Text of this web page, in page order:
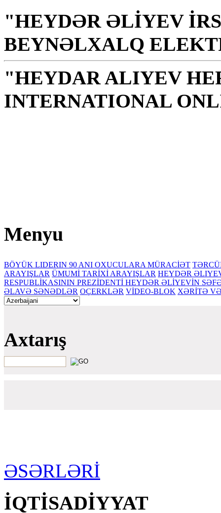
"HEYDƏR ƏLİYEV
BEYNƏLXALQ
"HEYDAR ALIYEV
INTERNATIONAL
Menyu
BÖYÜK LIDERIN 90 ANI OXUCULARA MÜRACİƏT
ARAYIŞLAR ÜMUMİ TARİXİ ARAYIŞLAR HEYDƏR
RESPUBLİKASININ PREZİDENTİ HEYDƏR ƏLİYEVİN
ƏLAVƏ SƏNƏDLƏR OÇERKLƏR VİDEO-BLOK XƏRİTƏ
Axtarış
ƏSƏRLƏRİ
İQTİSADİYYAT